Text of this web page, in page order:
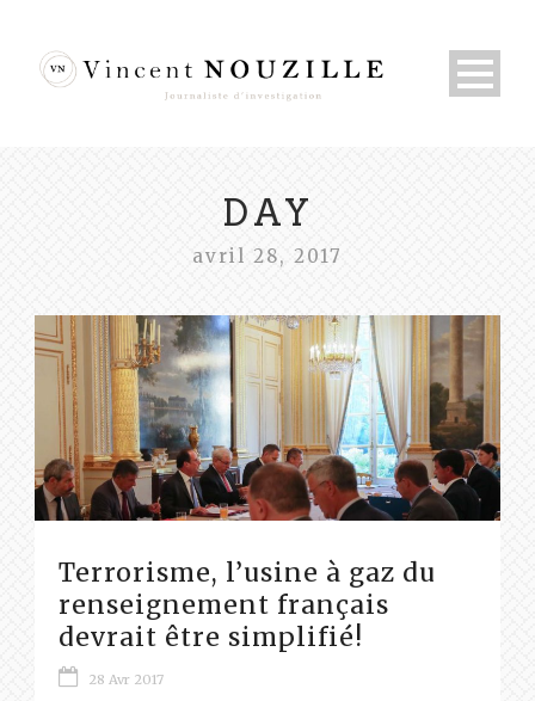
DAY
avril 28, 2017
Terrorisme, l’usine à gaz du
renseignement français
devrait être simplifié!
28 Avr 2017